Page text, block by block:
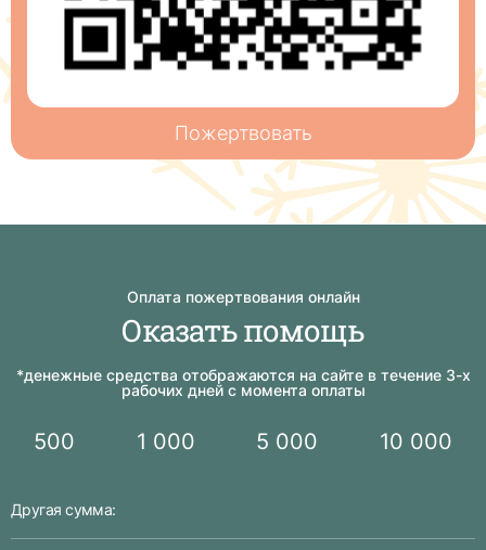
Пожертвовать
Оплата пожертвования онлайн
Оказать помощь
*денежные средства отображаются на сайте в течение 3-х
рабочих дней с момента оплаты
500 1 000 5 000 10 000